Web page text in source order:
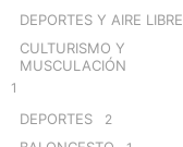
DEPORTES Y AIRE LIBRE
CULTURISMO Y
MUSCULACIÓN
1
DEPORTES 2